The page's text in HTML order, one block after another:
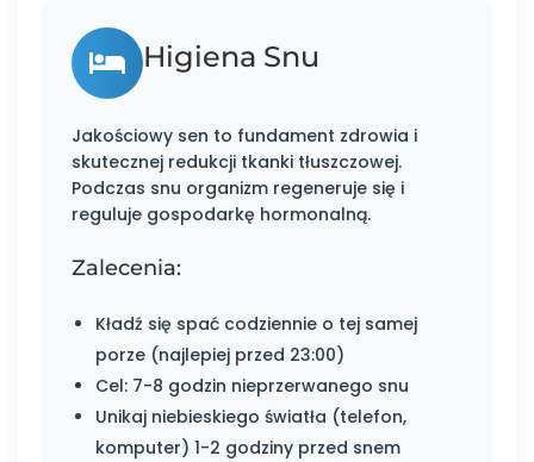
Higiena Snu
Jakościowy sen to fundament zdrowia i
skutecznej redukcji tkanki tłuszczowej.
Podczas snu organizm regeneruje się i
reguluje gospodarkę hormonalną.
Zalecenia:
Kładź się spać codziennie o tej samej
porze (najlepiej przed 23:00)
Cel: 7-8 godzin nieprzerwanego snu
Unikaj niebieskiego światła (telefon,
komputer) 1-2 godziny przed snem